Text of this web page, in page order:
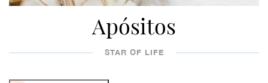
Apósitos
STAR OF LIFE